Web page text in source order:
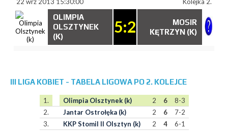
OLIMPIA
OLSZTYNEK
(K)
5:2
MOSIR
KĘTRZYN (K)
III LIGA KOBIET - TABELA LIGOWA PO 2. KOLEJCE
1. Olimpia Olsztynek (k) 2 6
8-3
2.
Jantar Ostrołęka (k) 2 6
7-2
3.
KKP Stomil II Olsztyn (k) 2 4
6-1